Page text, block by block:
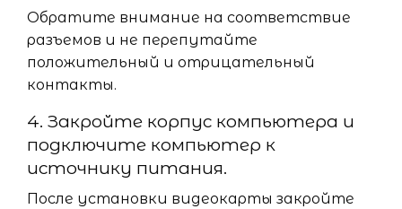
Обратите внимание на соответствие
разъемов и не перепутайте
положительный и отрицательный
контакты.
4. Закройте корпус компьютера и
подключите компьютер к
источнику питания.
После установки видеокарты закройте